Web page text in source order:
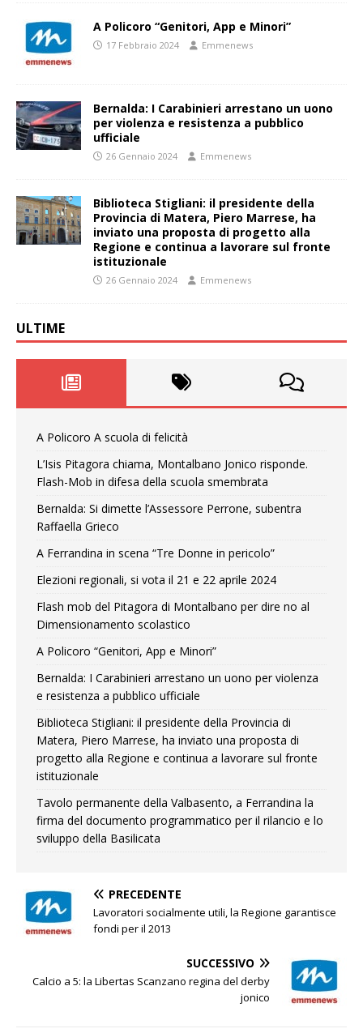
A Policoro “Genitori, App e Minori”
17 Febbraio 2024 Emmenews
Bernalda: I Carabinieri arrestano un uono
per violenza e resistenza a pubblico
ufficiale
26 Gennaio 2024 Emmenews
Biblioteca Stigliani: il presidente della
Provincia di Matera, Piero Marrese, ha
inviato una proposta di progetto alla
Regione e continua a lavorare sul fronte
istituzionale
26 Gennaio 2024 Emmenews
ULTIME
A Policoro A scuola di felicità
L’Isis Pitagora chiama, Montalbano Jonico risponde.
Flash-Mob in difesa della scuola smembrata
Bernalda: Si dimette l’Assessore Perrone, subentra
Raffaella Grieco
A Ferrandina in scena “Tre Donne in pericolo”
Elezioni regionali, si vota il 21 e 22 aprile 2024
Flash mob del Pitagora di Montalbano per dire no al
Dimensionamento scolastico
A Policoro “Genitori, App e Minori”
Bernalda: I Carabinieri arrestano un uono per violenza
e resistenza a pubblico ufficiale
Biblioteca Stigliani: il presidente della Provincia di
Matera, Piero Marrese, ha inviato una proposta di
progetto alla Regione e continua a lavorare sul fronte
istituzionale
Tavolo permanente della Valbasento, a Ferrandina la
firma del documento programmatico per il rilancio e lo
sviluppo della Basilicata
PRECEDENTE
Lavoratori socialmente utili, la Regione garantisce
fondi per il 2013
SUCCESSIVO
Calcio a 5: la Libertas Scanzano regina del derby
jonico